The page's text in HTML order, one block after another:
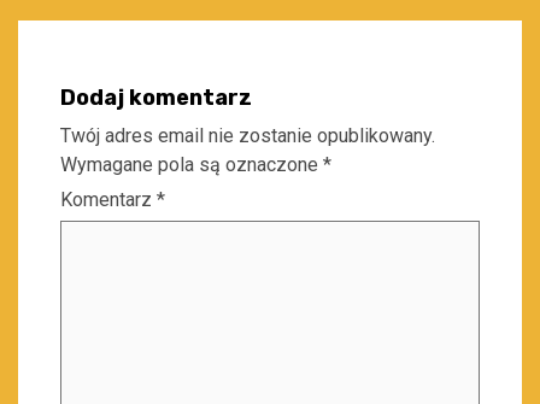
Dodaj komentarz
Twój adres email nie zostanie opublikowany.
Wymagane pola są oznaczone *
Komentarz *